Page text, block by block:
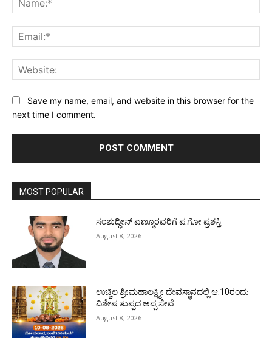
Save my name, email, and website in this browser for the
next time I comment.
MOST POPULAR
ಸಂಶುದ್ಧೀನ್ ಎಣ್ಮೂರವರಿಗೆ ಪ.ಗೋ ಪ್ರಶಸ್ತಿ
August 8, 2026
ಉಚ್ಚಿಲ ಶ್ರೀಮಹಾಲಕ್ಷ್ಮೀ ದೇವಸ್ಥಾನದಲ್ಲಿ ಆ.10ರಂದು
ವಿಶೇಷ ತುಪ್ಪದ ಅಪ್ಪ ಸೇವೆ
August 8, 2026